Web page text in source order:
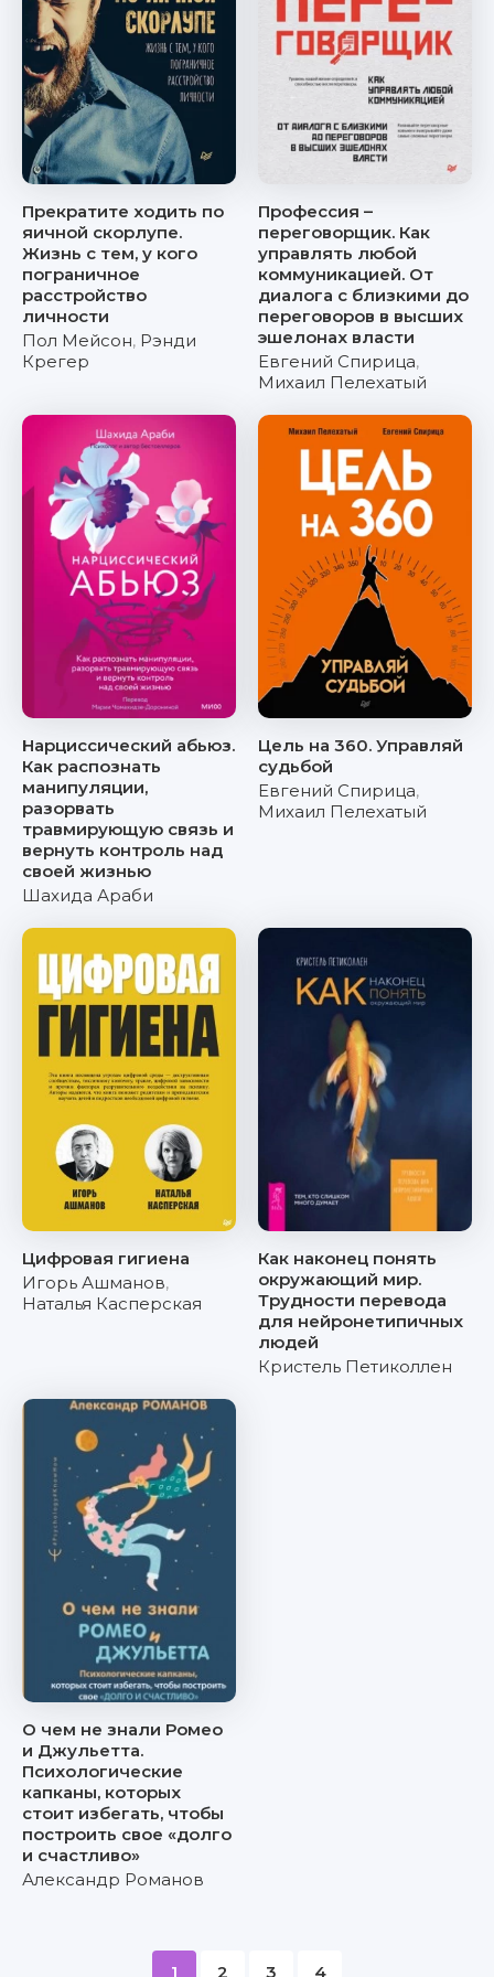
Прекратите ходить по
яичной скорлупе.
Жизнь с тем, у кого
пограничное
расстройство
личности
Пол Мейсон, Рэнди
Крегер
Профессия –
переговорщик. Как
управлять любой
коммуникацией. От
диалога с близкими до
переговоров в высших
эшелонах власти
Евгений Спирица,
Михаил Пелехатый
Нарциссический абьюз.
Как распознать
манипуляции,
разорвать
травмирующую связь и
вернуть контроль над
своей жизнью
Шахида Араби
Цель на 360. Управляй
судьбой
Евгений Спирица,
Михаил Пелехатый
Цифровая гигиена
Игорь Ашманов,
Наталья Касперская
Как наконец понять
окружающий мир.
Трудности перевода
для нейронетипичных
людей
Кристель Петиколлен
О чем не знали Ромео
и Джульетта.
Психологические
капканы, которых
стоит избегать, чтобы
построить свое «долго
и счастливо»
Александр Романов
1 2 3 4